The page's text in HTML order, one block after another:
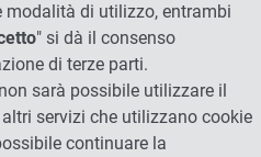
di utilizzo, entrambi
" si dà il consenso
di terze parti.
sarà possibile utilizzare il
servizi che utilizzano cookie
continuare la